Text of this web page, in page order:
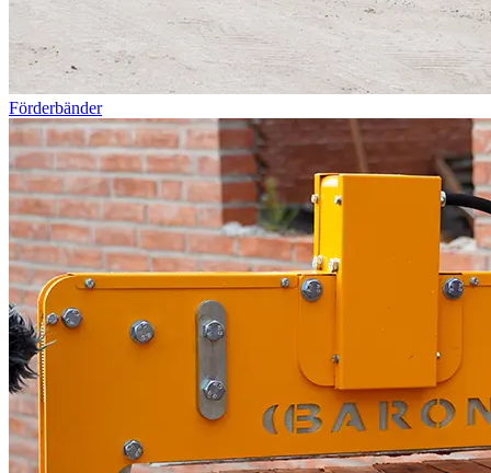
Förderbänder